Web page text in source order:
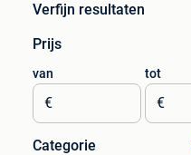
Verfijn resultaten
Prijs
van
€
tot
€
Categorie